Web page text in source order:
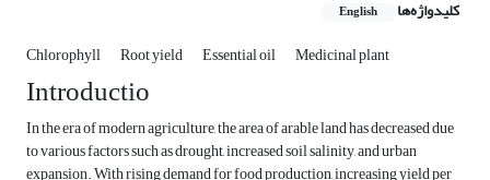
کلیدواژه‌ها English
Chlorophyll Root yield Essential oil Medicinal plant
Introductio
In the era of modern agriculture, the area of arable land has decreased due
to various factors such as drought, increased soil salinity, and urban